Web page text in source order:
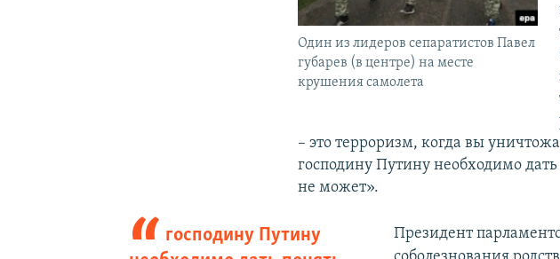
Один из лидеров сепаратистов Павел
губарев (в центре) на месте
крушения самолета
– это терроризм, когда вы
господину Путину необходимо
не может».
господину Путину
Президент